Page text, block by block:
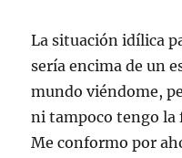
La situación idílica
sería encima de un
mundo viéndome,
ni tampoco tengo la
Me conformo por